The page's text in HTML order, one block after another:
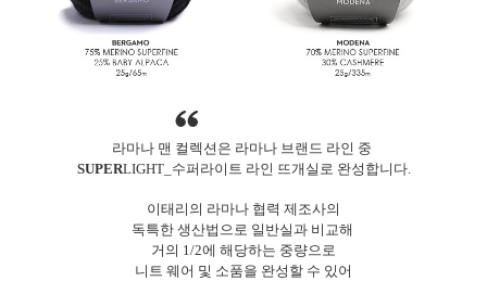
라마나 맨 컬렉션은 라마나 브랜드 라인 중
SUPERLIGHT_수퍼라이트 라인 뜨개실로 완성합니다.
이태리의 라마나 협력 제조사의
독특한 생산법으로 일반실과 비교해
거의 1/2에 해당하는 중량으로
니트 웨어 및 소품을 완성할 수 있어